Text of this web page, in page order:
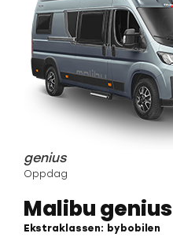
genius
Oppdag
Malibu genius
Ekstraklassen: bybobilen